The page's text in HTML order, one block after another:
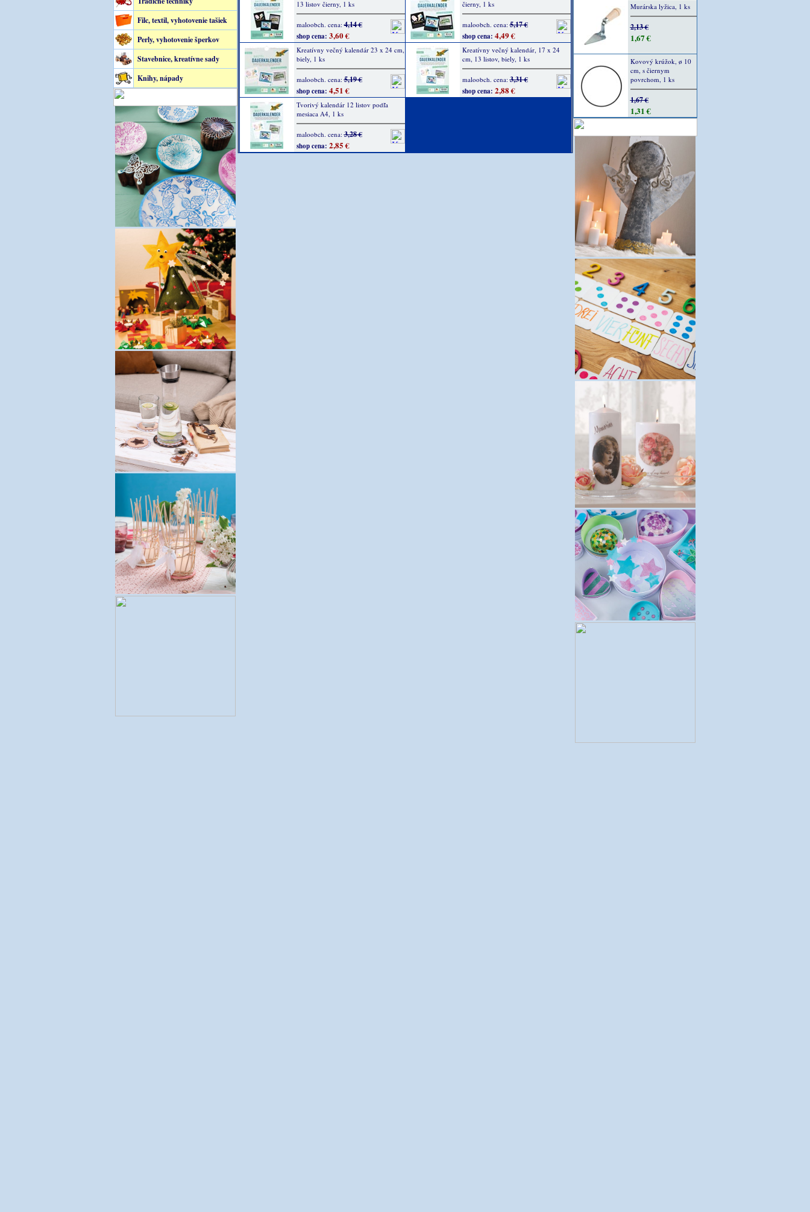
Filc, textil, vyhotovenie tašiek
Perly, vyhotovenie šperkov
Stavebnice, kreatívne sady
Knihy, nápady
13 listov čierny, 1 ks
maloobch. cena:4,14 €
shop cena: 3,60 €
čierny, 1 ks
maloobch. cena:5,17 €
shop cena: 4,49 €
Kreatívny večný kalendár 23 x 24 cm,
biely, 1 ks
maloobch. cena:5,19 €
shop cena: 4,51 €
Kreatívny večný kalendár, 17 x 24
cm, 13 listov, biely, 1 ks
maloobch. cena:3,31 €
shop cena: 2,88 €
Tvorivý kalendár 12 listov podľa
mesiaca A4, 1 ks
maloobch. cena:3,28 €
shop cena: 2,85 €
Murárska lyžica, 1 ks
2,13 €
1,67 €
Kovový krúžok, ø 10
cm, s čiernym
povrchom, 1 ks
1,67 €
1,31 €